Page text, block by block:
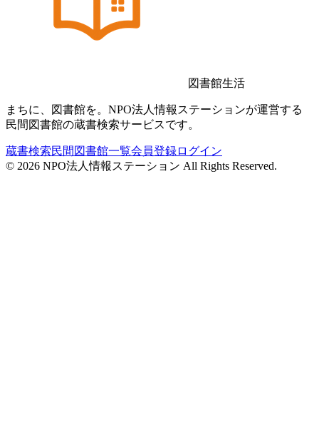
図書館生活
まちに、図書館を。NPO法人情報ステーションが運営する
民間図書館の蔵書検索サービスです。
蔵書検索民間図書館一覧会員登録ログイン
© 2026 NPO法人情報ステーション All Rights Reserved.